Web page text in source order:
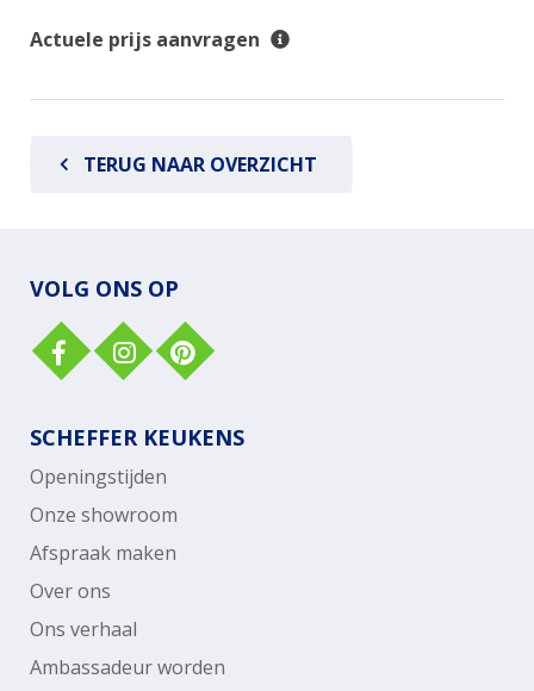
Actuele prijs aanvragen
TERUG NAAR OVERZICHT
VOLG ONS OP
SCHEFFER KEUKENS
Openingstijden
Onze showroom
Afspraak maken
Over ons
Ons verhaal
Ambassadeur worden